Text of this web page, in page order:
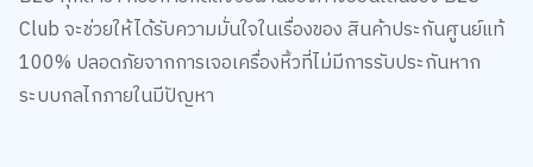
Club จะช่วยให้ได้รับความมั่นใจในเรื่องของ สินค้าประกันศูนย์แท้
100% ปลอดภัยจากการเจอเครื่องหิ้วที่ไม่มีการรับประกันหาก
ระบบกลไกภายในมีปัญหา